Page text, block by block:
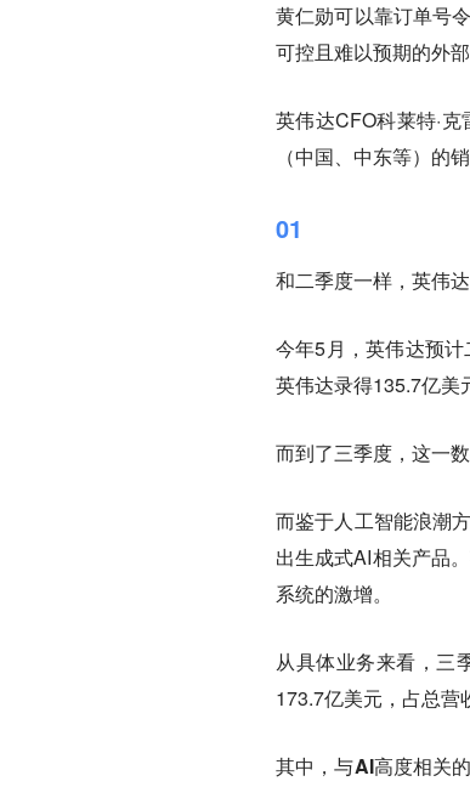
黄仁勋可以靠订单号
可控且难以预期的外
英伟达CFO科莱特·
（中国、中东等）的
01
和二季度一样，英伟
今年5月，英伟达预
英伟达录得135.7亿美
而到了三季度，这一
而鉴于人工智能浪潮
出生成式AI相关产品
系统的激增。
从具体业务来看，三
173.7亿美元，占总营
其中，与AI高度相关